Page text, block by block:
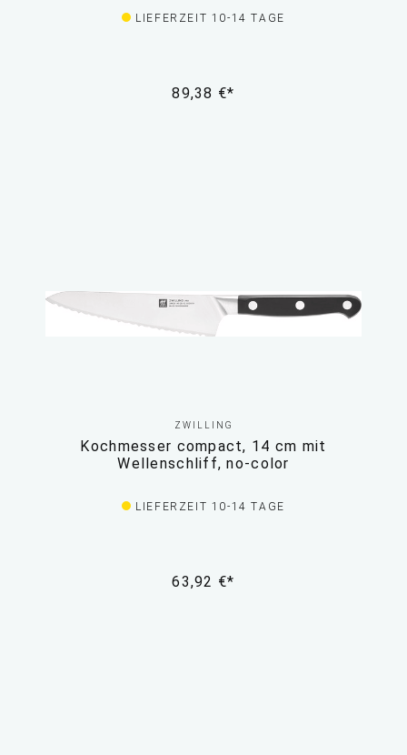
LIEFERZEIT 10-14 TAGE
89,38 €*
ZWILLING
Kochmesser compact, 14 cm mit
Wellenschliff, no-color
LIEFERZEIT 10-14 TAGE
63,92 €*